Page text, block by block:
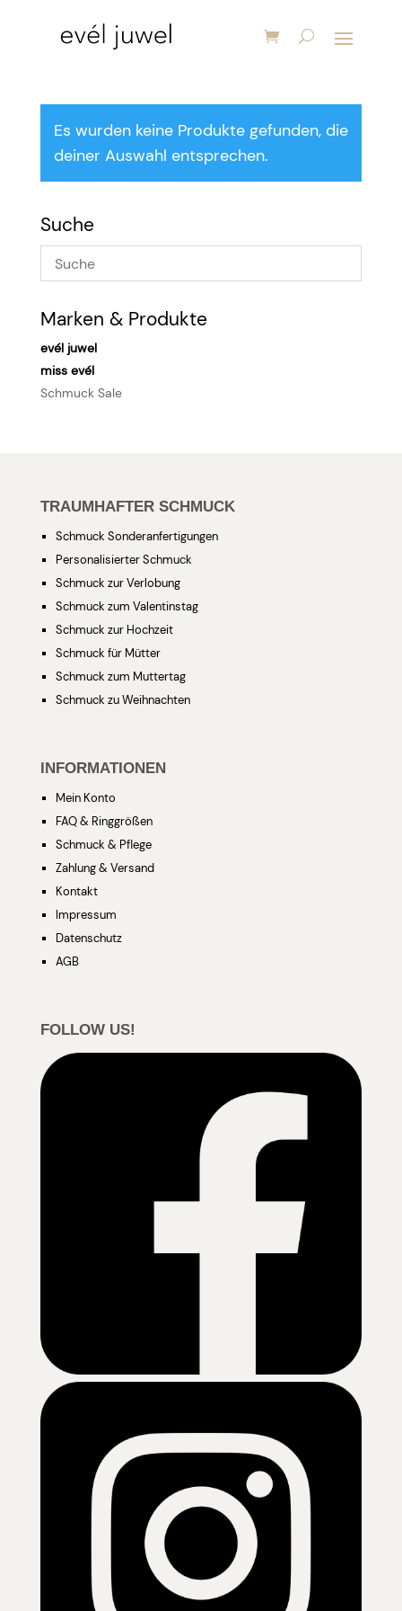
Es wurden keine Produkte gefunden, die
deiner Auswahl entsprechen.
Suche
Marken & Produkte
evél juwel
miss evél
Schmuck Sale
TRAUMHAFTER SCHMUCK
Schmuck Sonderanfertigungen
Personalisierter Schmuck
Schmuck zur Verlobung
Schmuck zum Valentinstag
Schmuck zur Hochzeit
Schmuck für Mütter
Schmuck zum Muttertag
Schmuck zu Weihnachten
INFORMATIONEN
Mein Konto
FAQ & Ringgrößen
Schmuck & Pflege
Zahlung & Versand
Kontakt
Impressum
Datenschutz
AGB
FOLLOW US!